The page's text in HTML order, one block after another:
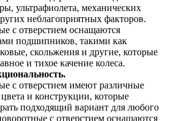
ультрафиолета, механических
неблагоприятных факторов.
с отверстием оснащаются
подшипников, такими как
скольжения и другие, которые
и тихое качение колеса.
с отверстием имеют различные
и конструкции, которые
подходящий вариант для любого
с отверстием оснащаются